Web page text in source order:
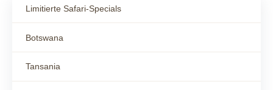
Limitierte Safari-Specials
Botswana
Tansania